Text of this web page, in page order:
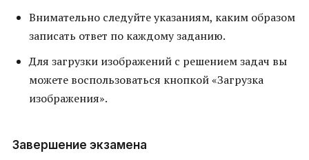
Внимательно следуйте указаниям, каким образом
записать ответ по каждому заданию.
Для загрузки изображений с решением задач вы
можете воспользоваться кнопкой «Загрузка
изображения».
Завершение экзамена